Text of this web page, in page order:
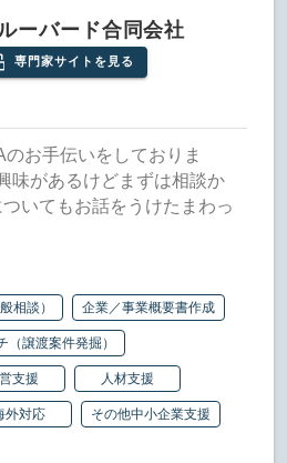
ーバード合同会社
専門家サイトを見る
お手伝いをしておりま
味があるけどまずは相談か
いてもお話をうけたまわっ
相談）
企業／事業概要書作成
（譲渡案件発掘）
支援 人材支援
外対応 その他中小企業支援